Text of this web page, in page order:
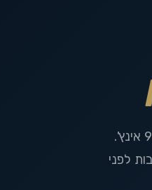
בוריס מתמחה בהתקנת מסכי ענק בראשון לציון – 75, 85 ואף 90 אינץ'.
לפני